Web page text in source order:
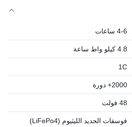
4-6 ساعات
4.8 كيلو واط ساعة
1C
2000+ دورة
48 فولت
فوسفات الحديد الليثيوم (LiFePo4)